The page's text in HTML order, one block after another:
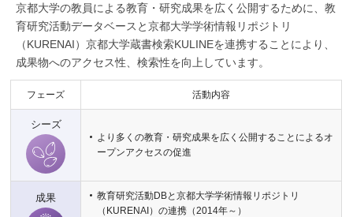
京都大学の教員による教育・研究成果を広く公開するために、教
育研究活動データベースと京都大学学術情報リポジトリ
（KURENAI）京都大学蔵書検索KULINEを連携することにより、
成果物へのアクセス性、検索性を向上しています。
フェーズ 活動内容
シーズ
より多くの教育・研究成果を広く公開することによるオ
ープンアクセスの促進
成果
教育研究活動DBと京都大学学術情報リポジトリ
（KURENAI）の連携（2014年～）